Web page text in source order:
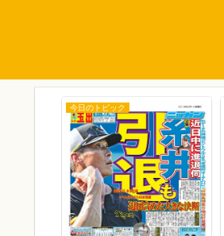
今日のトピック